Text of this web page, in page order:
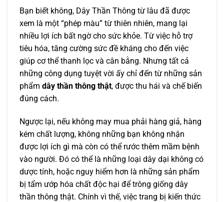
Bạn biết không, Dây Thần Thông từ lâu đã được
xem là một “phép màu” từ thiên nhiên, mang lại
nhiều lợi ích bất ngờ cho sức khỏe. Từ việc hỗ trợ
tiêu hóa, tăng cường sức đề kháng cho đến việc
giúp cơ thể thanh lọc và cân bằng. Nhưng tất cả
những công dụng tuyệt vời ấy chỉ đến từ những sản
phẩm dây thần thông thật, được thu hái và chế biến
đúng cách.
Ngược lại, nếu không may mua phải hàng giả, hàng
kém chất lượng, không những bạn không nhận
được lợi ích gì mà còn có thể rước thêm mầm bệnh
vào người. Đó có thể là những loại dây dại không có
dược tính, hoặc nguy hiểm hơn là những sản phẩm
bị tẩm ướp hóa chất độc hại để trông giống dây
thần thông thật. Chính vì thế, việc trang bị kiến thức